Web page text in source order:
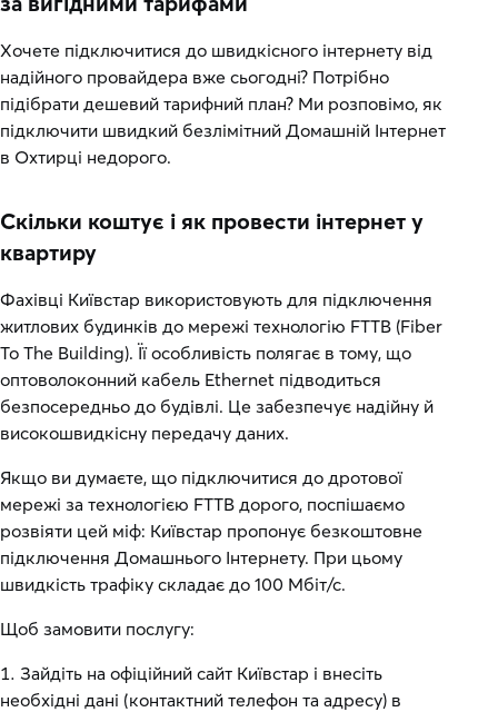
Хочете підключитися до швидкісного інтернету від
надійного провайдера вже сьогодні? Потрібно
підібрати дешевий тарифний план? Ми розповімо, як
підключити швидкий безлімітний Домашній Інтернет
в Охтирці недорого.
Скільки коштує і як провести інтернет у
квартиру
Фахівці Київстар використовують для підключення
житлових будинків до мережі технологію FTTB (Fiber
To The Building). Її особливість полягає в тому, що
оптоволоконний кабель Ethernet підводиться
безпосередньо до будівлі. Це забезпечує надійну й
високошвидкісну передачу даних.
Якщо ви думаєте, що підключитися до дротової
мережі за технологією FTTB дорого, поспішаємо
розвіяти цей міф: Київстар пропонує безкоштовне
підключення Домашнього Інтернету. При цьому
швидкість трафіку складає до 100 Мбіт/с.
Щоб замовити послугу:
Зайдіть на офіційний сайт Київстар і внесіть
необхідні дані (контактний телефон та адресу) в